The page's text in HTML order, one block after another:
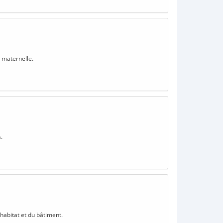
maternelle.
et du bâtiment.